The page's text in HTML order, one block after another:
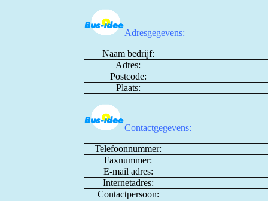
Adresgegevens:
Naam bedrijf:
Adres:
Postcode:
Plaats:
Contactgegevens:
Telefoonnummer:
Faxnummer:
E-mail adres:
Internetadres:
Contactpersoon: